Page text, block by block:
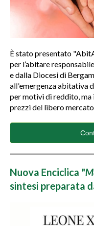
È stato presentato
per l’abitare
e dalla Diocesi di
all'emergenza abitativa
per motivi di reddito,
prezzi del libero
Nuova Enciclica "
sintesi preparata